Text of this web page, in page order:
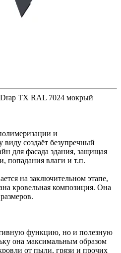
Drap TX RAL 7024 мокрый
и
создаёт безупречный
для фасада здания, защищая
попадания влаги и т.п.
на заключительном этапе,
кровельная композиция. Она
функцию, но и полезную
она максимальным образом
от пыли, грязи и прочих